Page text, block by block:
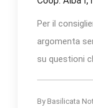
Per il
argomenta
su questioni
By Basilicata